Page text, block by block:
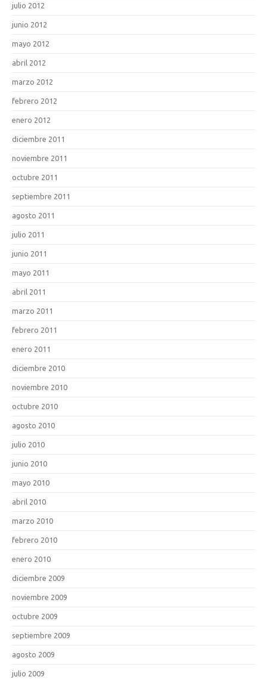
julio 2012
junio 2012
mayo 2012
abril 2012
marzo 2012
febrero 2012
enero 2012
diciembre 2011
noviembre 2011
octubre 2011
septiembre 2011
agosto 2011
julio 2011
junio 2011
mayo 2011
abril 2011
marzo 2011
febrero 2011
enero 2011
diciembre 2010
noviembre 2010
octubre 2010
agosto 2010
julio 2010
junio 2010
mayo 2010
abril 2010
marzo 2010
febrero 2010
enero 2010
diciembre 2009
noviembre 2009
octubre 2009
septiembre 2009
agosto 2009
julio 2009